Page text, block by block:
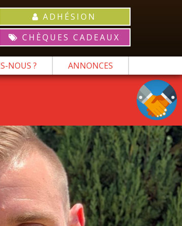
ADHÉSION
CHÈQUES CADEAUX
NOUS ? ANNONCES